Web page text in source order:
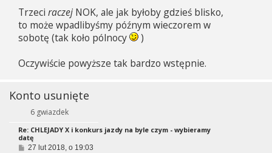
Trzeci raczej NOK, ale jak byłoby gdzieś blisko,
to może wpadlibyśmy późnym wieczorem w
sobotę (tak koło pólnocy
)
Oczywiście powyższe tak bardzo wstępnie.
Konto usunięte
6 gwiazdek
Re: CHLEJADY X i konkurs jazdy na byle czym - wybieramy
datę
P27 lut 2018, o 19:03